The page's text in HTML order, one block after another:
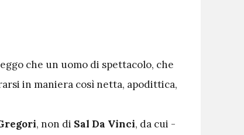
che un uomo di spettacolo, che
in maniera così netta, apodittica,
, non di Sal Da Vinci, da cui -